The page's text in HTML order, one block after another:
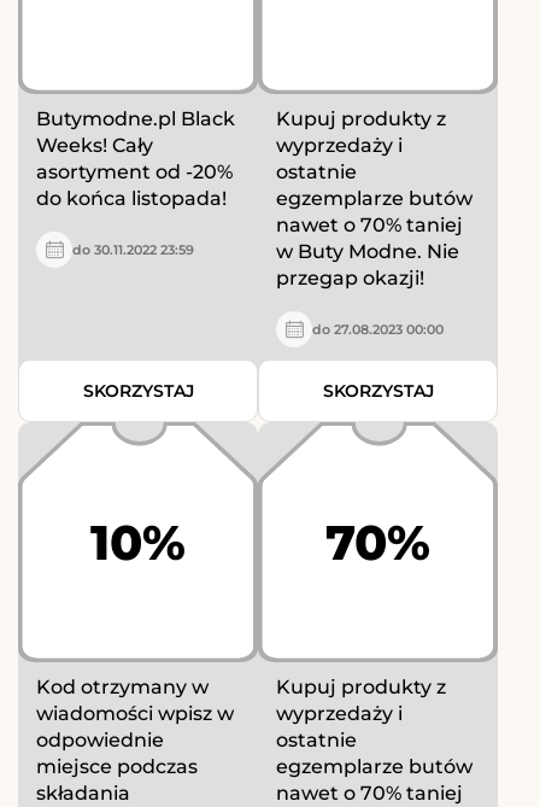
Butymodne.pl Black
Weeks! Cały
asortyment od -20%
do końca listopada!
do 30.11.2022 23:59
SKORZYSTAJ
Kupuj produkty z
wyprzedaży i
ostatnie
egzemplarze butów
nawet o 70% taniej
w Buty Modne. Nie
przegap okazji!
do 27.08.2023 00:00
SKORZYSTAJ
10%
Kod otrzymany w
wiadomości wpisz w
odpowiednie
miejsce podczas
składania
70%
Kupuj produkty z
wyprzedaży i
ostatnie
egzemplarze butów
nawet o 70% taniej